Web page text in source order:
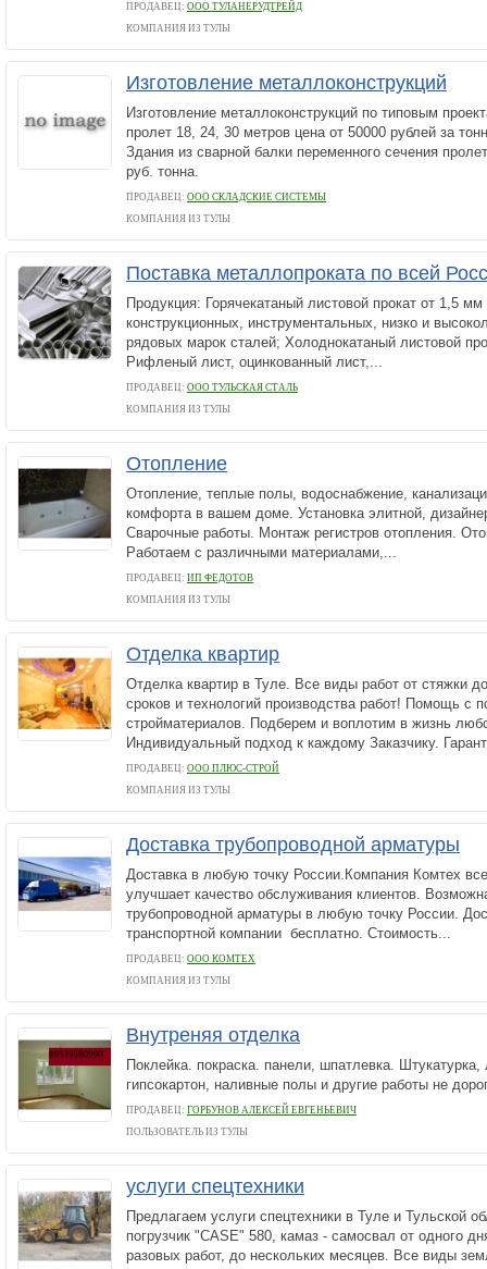
ПРОДАВЕЦ: ООО ТУЛАНЕРУДТРЕЙД
КОМПАНИЯ ИЗ ТУЛЫ
Изготовление металлоконструкций
Изготовление металлоконструкций по типовым
пролет 18, 24, 30 метров цена от 50000 рублей за
Здания из сварной балки переменного сечения
руб. тонна.
ПРОДАВЕЦ: ООО СКЛАДСКИЕ СИСТЕМЫ
КОМПАНИЯ ИЗ ТУЛЫ
Поставка металлопроката по всей
Продукция: Горячекатаный листовой прокат от 1,5
конструкционных, инструментальных, низко и
рядовых марок сталей; Холоднокатаный листовой
Рифленый лист, оцинкованный лист,...
ПРОДАВЕЦ: ООО ТУЛЬСКАЯ СТАЛЬ
КОМПАНИЯ ИЗ ТУЛЫ
Отопление
Отопление, теплые полы, водоснабжение,
комфорта в вашем доме. Установка элитной,
Сварочные работы. Монтаж регистров отопления.
Работаем с различными материалами,...
ПРОДАВЕЦ: ИП ФЕДОТОВ
КОМПАНИЯ ИЗ ТУЛЫ
Отделка квартир
Отделка квартир в Туле. Все виды работ от стяжки
сроков и технологий производства работ! Помощь с
стройматериалов. Подберем и воплотим в жизнь
Индивидуальный подход к каждому Заказчику.
ПРОДАВЕЦ: ООО ПЛЮС-СТРОЙ
КОМПАНИЯ ИЗ ТУЛЫ
Доставка трубопроводной арматуры
Доставка в любую точку России.Компания Комтех
улучшает качество обслуживания клиентов.
трубопроводной арматуры в любую точку России.
транспортной компании бесплатно. Стоимость...
ПРОДАВЕЦ: ООО КОМТЕХ
КОМПАНИЯ ИЗ ТУЛЫ
Внутреняя отделка
Поклейка. покраска. панели, шпатлевка.
гипсокартон, наливные полы и другие работы не
ПРОДАВЕЦ: ГОРБУНОВ АЛЕКСЕЙ ЕВГЕНЬЕВИЧ
ПОЛЬЗОВАТЕЛЬ ИЗ ТУЛЫ
услуги спецтехники
Предлагаем услуги спецтехники в Туле и Тульской
погрузчик "CASE" 580, камаз - самосвал от одного
разовых работ, до нескольких месяцев. Все виды